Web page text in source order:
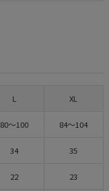
L XL
80〜100 84〜104
34 35
22 23